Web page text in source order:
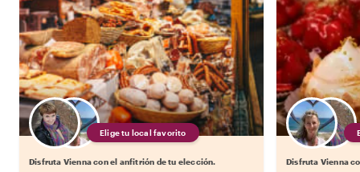
Elige tu local favorito
Disfruta Vienna con el anfitrión de tu elección. Disfruta Vienna